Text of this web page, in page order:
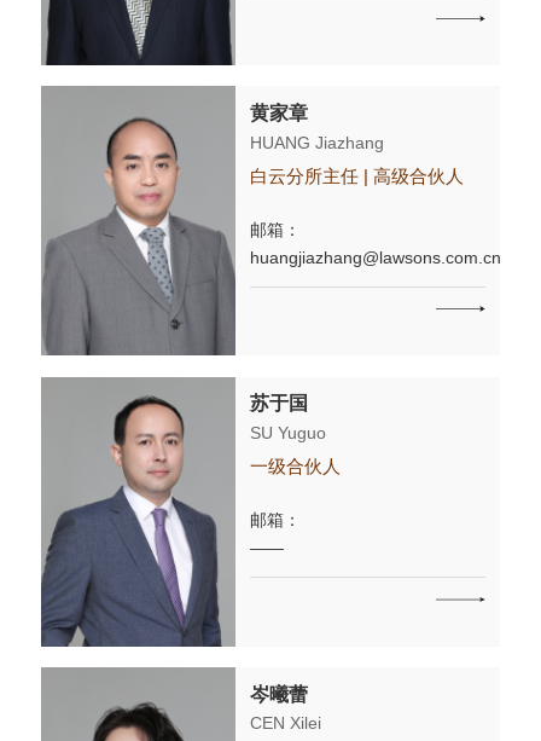
黄家章
HUANG Jiazhang
白云分所主任 | 高级合伙人
邮箱：
huangjiazhang@lawsons.com.cn
苏于国
SU Yuguo
一级合伙人
邮箱：
——
岑曦蕾
CEN Xilei